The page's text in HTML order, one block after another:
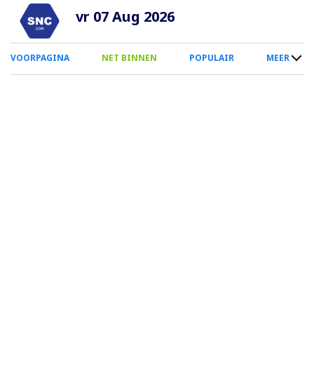
Overslaan
naar
inhoud
vr 07 Aug 2026
0
Smartphone
VOORPAGINA NET BINNEN POPULAIR MEER